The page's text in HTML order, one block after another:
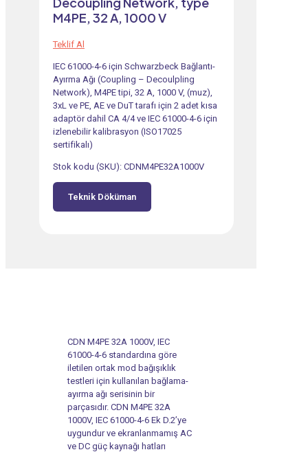
M4PE, 32 A, 1000 V
Teklif Al
IEC 61000-4-6 için Schwarzbeck Bağlantı-
Ayırma Ağı (Coupling – Decoulpling
Network), M4PE tipi, 32 A, 1000 V, (muz),
3xL ve PE, AE ve DuT tarafı için 2 adet kısa
adaptör dahil CA 4/4 ve IEC 61000-4-6 için
izlenebilir kalibrasyon (ISO17025
sertifikalı)
Stok kodu (SKU): CDNM4PE32A1000V
Teknik Döküman
CDN M4PE 32A 1000V, IEC
61000-4-6 standardına göre
iletilen ortak mod bağışıklık
testleri için kullanılan bağlama-
ayırma ağı serisinin bir
parçasıdır. CDN M4PE 32A
1000V, IEC 61000-4-6 Ek D.2’ye
uygundur ve ekranlanmamış AC
ve DC güç kaynağı hatları